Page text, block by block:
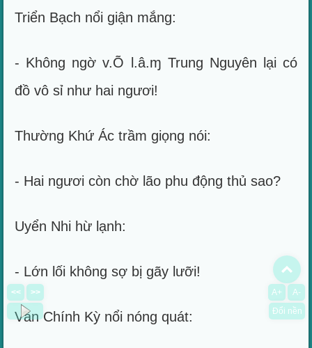
Triển Bạch nổi giận mắng:
- Không ngờ v.Õ l.â.ɱ Trung Nguyên lại có
đồ vô sỉ như hai ngươi!
Thường Khứ Ác trầm giọng nói:
- Hai ngươi còn chờ lão phu động thủ sao?
Uyển Nhi hừ lạnh:
- Lớn lối không sợ bị gãy lưỡi!
Văn Chính Kỳ nổi nóng quát:
>>
<< A+
A-
Đổi nền